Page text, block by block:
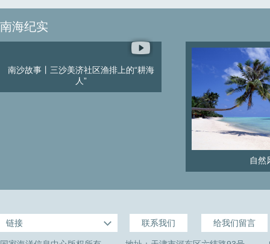
南海纪实
南沙故事丨三沙美济社区渔排上的“耕海
人”
自然
链接 联系我们 给我们留言